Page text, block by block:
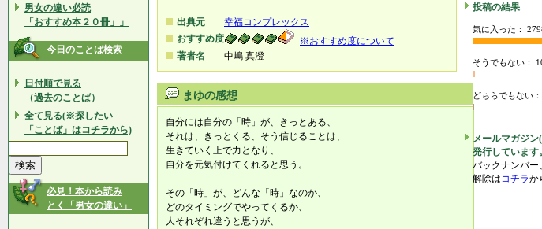
男女の違い必読
「おすすめ本２０冊」」
今日のことば検索
日付順で見る
（過去のことば）
全て見る(※探したい
「ことば」はコチラから)
必見！本から読み
とく「男女の違い」
出典元
幸福コンプレックス
おすすめ度
※おすすめ度について
著者名
中嶋 真澄
まゆの感想
自分には自分の「時」が、きっとある、
それは、きっとくる、そう信じることは、
生きていく上で力となり、
自分を元気付けてくれると思う。
その「時」が、どんな「時」なのか、
どのタイミングでやってくるか、
人それぞれ違うと思うが、
投稿の結果
気に入った：
そうでもない：
どちらでもない
メールマガジン
発行しています。
バックナンバー
解除はコチラか